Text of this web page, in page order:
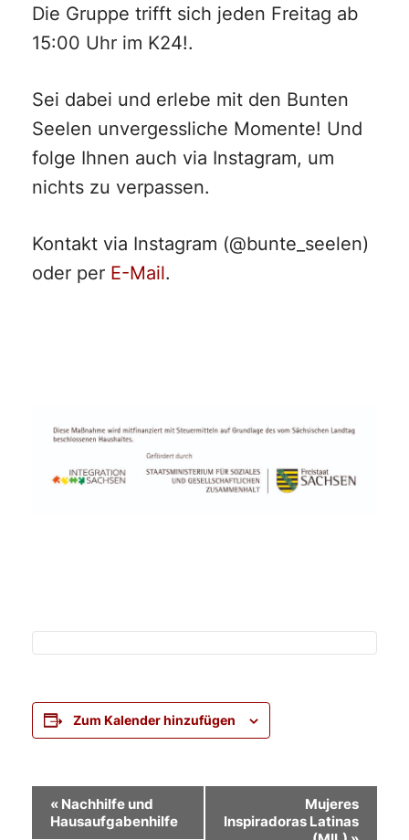
Die Gruppe trifft sich jeden Freitag ab
15:00 Uhr im K24!.
Sei dabei und erlebe mit den Bunten
Seelen unvergessliche Momente! Und
folge Ihnen auch via Instagram, um
nichts zu verpassen.
Kontakt via Instagram (@bunte_seelen)
oder per E-Mail.
Zum Kalender hinzufügen
Veranstaltung-
Navigation
« Nachhilfe und
Hausaufgabenhilfe
Mujeres
Inspiradoras Latinas